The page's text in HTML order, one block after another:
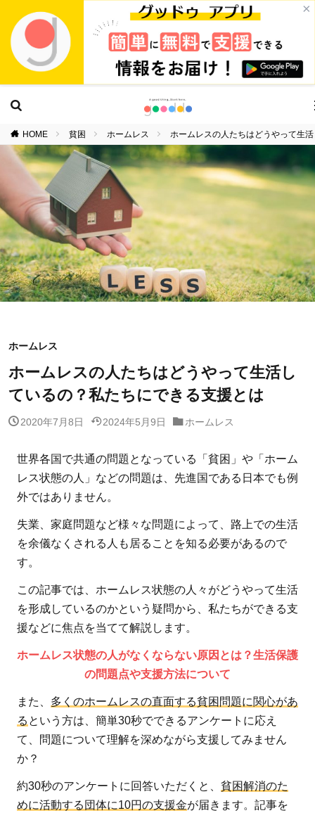
×
HOME 貧困 ホームレス ホームレスの人たちはどうやって生
ホームレス
ホームレスの人たちはどうやって生活し
ているの？私たちにできる支援とは
2020年7月8日 2024年5月9日 ホームレス
世界各国で共通の問題となっている「貧困」や「ホーム
レス状態の人」などの問題は、先進国である日本でも例
外ではありません。
失業、家庭問題など様々な問題によって、路上での生活
を余儀なくされる人も居ることを知る必要があるので
す。
この記事では、ホームレス状態の人々がどうやって生活
を形成しているのかという疑問から、私たちができる支
援などに焦点を当てて解説します。
ホームレス状態の人がなくならない原因とは？生活保護
の問題点や支援方法について
また、 多くのホームレスの直面する貧困問題に関心があ
る という方は、簡単30秒でできるアンケートに応え
て、問題について理解を深めながら支援してみません
か？
約30秒のアンケートに回答いただくと、 貧困解消のた
めに活動する団体に10円の支援金が届きます。記事を